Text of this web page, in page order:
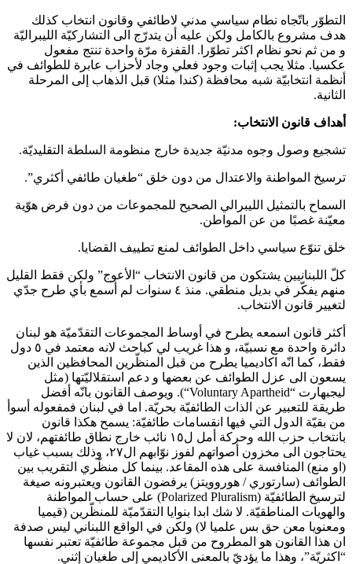
التطوّر باتّجاه نطام سياسي مدني لاطائفي وقانون انتخاب كذلك
هدف مشروع بالكامل ولكن عليه أن يتدرّج الى التشاركيّة الليبراليّة
و من ثم نحو نظام اكثر تطوّرا. القفزة مرّة واحدة تنتج مفعول
عكسيا. مثلا يجب إثبات وجود فعلي وجاد لأحزاب عابرة للطوائف في
أنظمة انتخابيّة شبه محافظة (كندا مثلا) قبل الذهاب إلى المرحلة
الثانية.
أهداف قانون الانتخاب:
تشجيع وصول وجوه مدنيّة جديدة خارج منظومة السلطة التقليديّة.
ترسيخ المواطنة والاعتدال من دون خلق “طغيان طائفي أكثري”.
السماح بالتمثيل الليبرالي الصحيح للمجموعات من دون فرض هوّية
معيّنة غصبًا من عن المواطن.
خلق تنوّع سياسي داخل الطوائف لمنع تطييف القضايا.
كلّ اللبنانيين يشتكون من قانون الانتخاب “الأعوج” ولكن فقط القليل
منهم يفكّر في بديل منطقي. منذ ٤ سنوات لم أسمع بأي طرح جدّي
لتغيير قانون الانتخاب.
أكثر قانون اسمعه يطرح في أوساط المجموعات التقدّميّة هو لبنان
دائرة واحدة مع نسبيّة، و هذا غريب لي كباحث لانه معتمد في ٥ دول
فقط، كما انّه اكاديميا يطرح من قبل المنظّرين المحافظين الذين
يسعون الى عزل الطوائف عن بعضها و دعم استقلاليّتها (مثل
ليجبهارت “Voluntary Apartheid“). ويوصف القانون بانّه أفضل
طريقة للتعبير عن الذات الطائفيّة بحريّة. اما في لبنان فمفعوله أسوأ
من بقيّة الدول التي فيها انقسامات طائفيّة: يسمح هكذا قانون
بانتخاب حزب الله وحركة أمل ل١٥ نائب خارج نطاق طائفتهم، لان لا
يحتاجون الى مخزون أصواتهم لفوز نوّابهم ال٢٧، وذلك بسبب غياب
(او منع) المنافسة على هذه المقاعد. بينما كل منظّري التقريب بين
الطوائف (سارتوري / هوروويتز) يرفضون القانون ويعتبرونه صيغة
لترسيخ الطائفيّة (Polarized Pluralism) على حساب المواطنة
والهويات المناطقيّة. لا شك ابدا بنوايا التقدّميّة للمنظّرين (قيميا
ومعنويا معن حق بس علميا لا) ولكن في الواقع اللبناني ليس صدفة
ان هذا القانون هو المطروح من قبل مجموعة طائفيّة تعتبر نفسها
“اكثريّة”، وهذا ما يؤديّ بالمعنى الأكاديمي إلى طغيان إثني.